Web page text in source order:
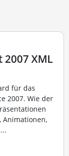
XML
für das
2007. Wie der
Animationen,